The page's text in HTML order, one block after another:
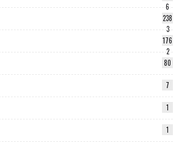
6
238
3
176
2
80
7
1
1